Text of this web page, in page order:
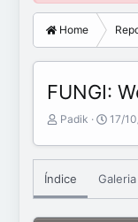
Home
FUNGI:
A
d
d
b
y
Padik
C
e
t
e
d
17/
Índice Galeria